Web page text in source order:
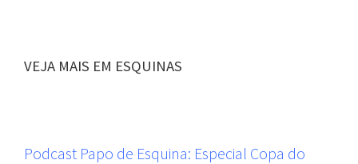
VEJA MAIS EM ESQUINAS
Podcast Papo de Esquina: Especial Copa do